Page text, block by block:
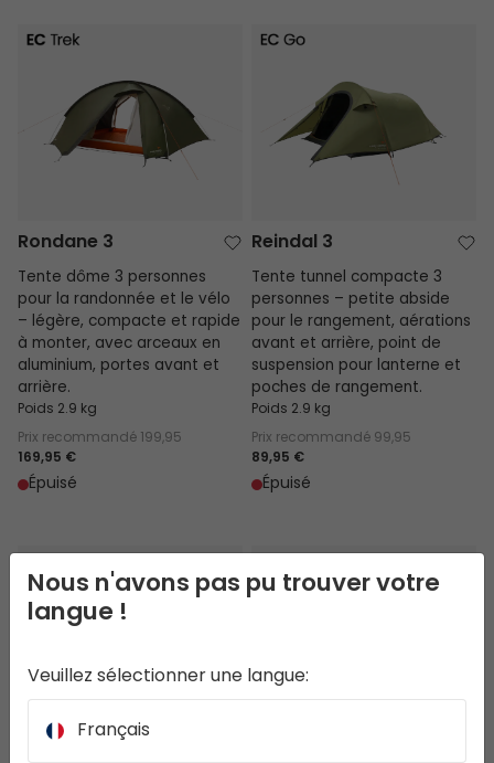
Rondane 3
Rondane 3
Tente dôme 3 personnes
pour la randonnée et le vélo
– légère, compacte et rapide
à monter, avec arceaux en
aluminium, portes avant et
arrière.
Poids 2.9 kg
Prix recommandé 199,95
169,95 €
Épuisé
Reindal 3
Reindal 3
Tente tunnel compacte 3
personnes – petite abside
pour le rangement, aérations
avant et arrière, point de
suspension pour lanterne et
poches de rangement.
Poids 2.9 kg
Prix recommandé 99,95
89,95 €
Épuisé
Hemsedal 3 Setesdal 3
Nous n'avons pas pu trouver votre
langue !
Veuillez sélectionner une langue:
Français